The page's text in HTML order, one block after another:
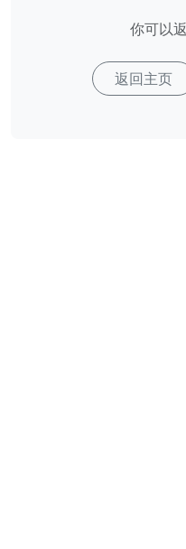
你可以
返回主页